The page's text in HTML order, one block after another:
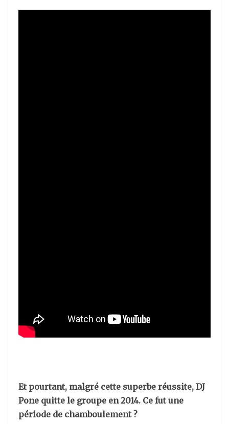
Et pourtant, malgré cette superbe réussite, DJ
Pone quitte le groupe en 2014. Ce fut une
période de chamboulement ?